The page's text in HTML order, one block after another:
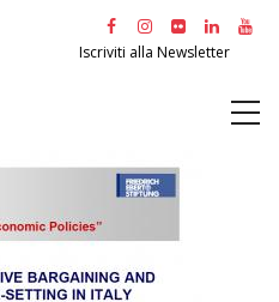
Iscriviti alla Newsletter